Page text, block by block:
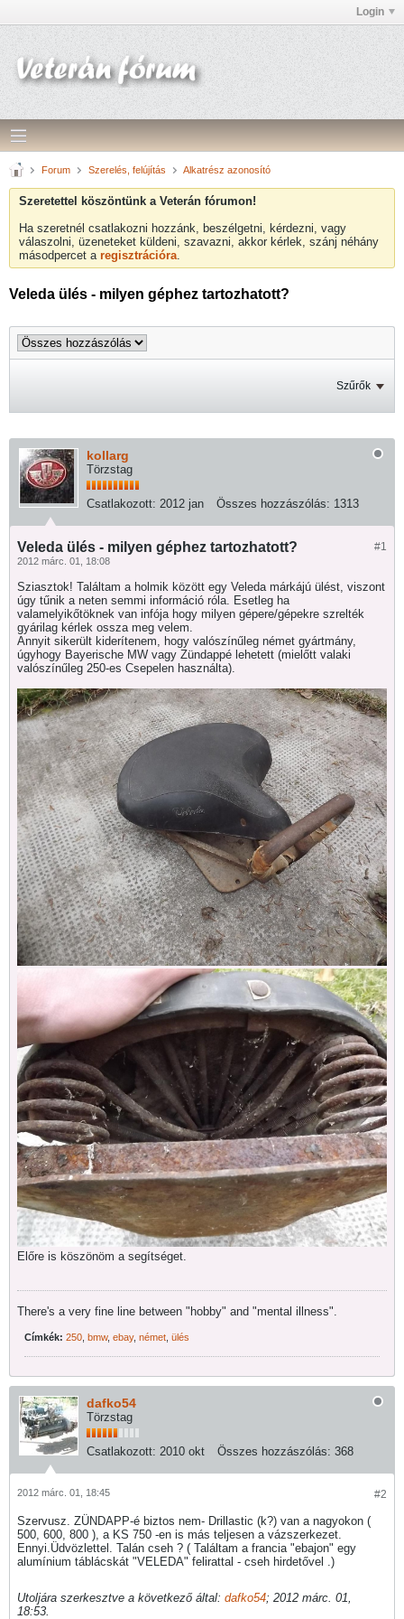
Login
Forum Szerelés, felújítás Alkatrész azonosító
Szeretettel köszöntünk a Veterán fórumon!
Ha szeretnél csatlakozni hozzánk, beszélgetni, kérdezni, vagy
válaszolni, üzeneteket küldeni, szavazni, akkor kérlek, szánj néhány
másodpercet a regisztrációra.
Veleda ülés - milyen géphez tartozhatott?
Szűrők
kollarg
Törzstag
Csatlakozott: 2012 jan Összes hozzászólás: 1313
#1
Veleda ülés - milyen géphez tartozhatott?
2012 márc. 01, 18:08
Sziasztok! Találtam a holmik között egy Veleda márkájú ülést, viszont
úgy tűnik a neten semmi információ róla. Esetleg ha
valamelyikőtöknek van infója hogy milyen gépere/gépekre szrelték
gyárilag kérlek ossza meg velem.
Annyit sikerült kiderítenem, hogy valószínűleg német gyártmány,
úgyhogy Bayerische MW vagy Zündappé lehetett (mielőtt valaki
valószínűleg 250-es Csepelen használta).
Előre is köszönöm a segítséget.
There's a very fine line between "hobby" and "mental illness".
Címkék: 250 bmw, ebay, német ülés
dafko54
Törzstag
Csatlakozott: 2010 okt Összes hozzászólás: 368
#2
2012 márc. 01, 18:45
Szervusz. ZÜNDAPP-é biztos nem- Drillastic (k?) van a nagyokon (
500, 600, 800 ), a KS 750 -en is más teljesen a vázszerkezet.
Ennyi.Üdvözlettel. Talán cseh ? ( Találtam a francia "ebajon" egy
alumínium táblácskát "VELEDA" felirattal - cseh hirdetővel .)
Utoljára szerkesztve a következő által: dafko54; 2012 márc. 01,
18:53